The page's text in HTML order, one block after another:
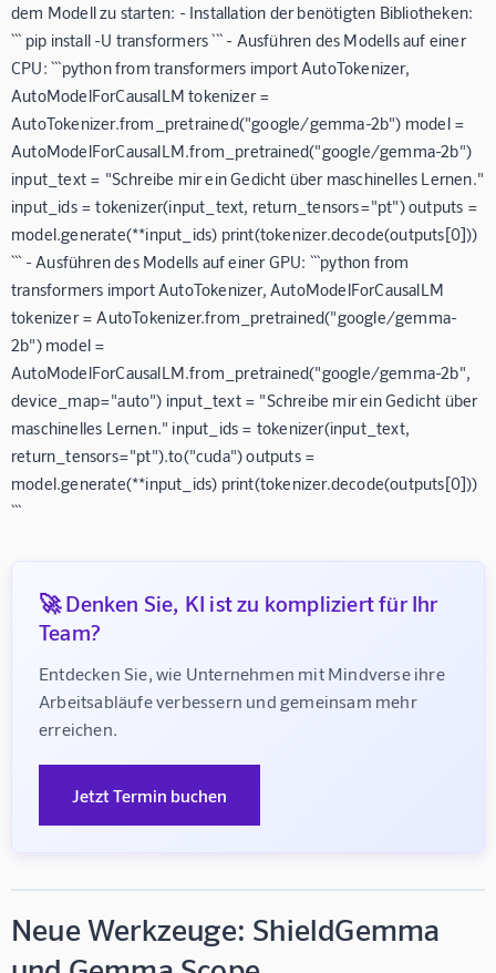
dem Modell zu starten: - Installation der benötigten Bibliotheken:
``` pip install -U transformers ``` - Ausführen des Modells auf einer
CPU: ```python from transformers import AutoTokenizer,
AutoModelForCausalLM tokenizer =
AutoTokenizer.from_pretrained("google/gemma-2b") model =
AutoModelForCausalLM.from_pretrained("google/gemma-2b")
input_text = "Schreibe mir ein Gedicht über maschinelles Lernen."
input_ids = tokenizer(input_text, return_tensors="pt") outputs =
model.generate(**input_ids) print(tokenizer.decode(outputs[0]))
``` - Ausführen des Modells auf einer GPU: ```python from
transformers import AutoTokenizer, AutoModelForCausalLM
tokenizer = AutoTokenizer.from_pretrained("google/gemma-
2b") model =
AutoModelForCausalLM.from_pretrained("google/gemma-2b",
device_map="auto") input_text = "Schreibe mir ein Gedicht über
maschinelles Lernen." input_ids = tokenizer(input_text,
return_tensors="pt").to("cuda") outputs =
model.generate(**input_ids) print(tokenizer.decode(outputs[0]))
```
🚀 Denken Sie, KI ist zu kompliziert für Ihr
Team?
Entdecken Sie, wie Unternehmen mit Mindverse ihre
Arbeitsabläufe verbessern und gemeinsam mehr
erreichen.
Jetzt Termin buchen
Neue Werkzeuge: ShieldGemma